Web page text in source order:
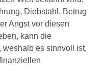
Diebstahl, Betrug
Angst vor diesen
kann die
weshalb es sinnvoll ist,